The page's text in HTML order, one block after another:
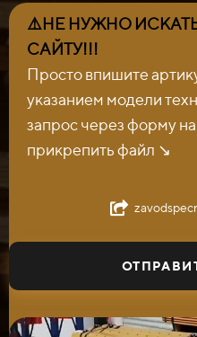
⚠️НЕ НУЖНО
САЙТУ!!!
Просто впишите
указанием модели
запрос через форму
прикрепить файл ↘️